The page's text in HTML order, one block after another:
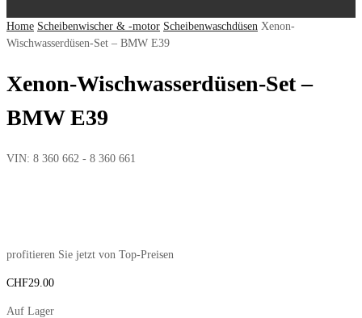
Home Scheibenwischer & -motor Scheibenwaschdüsen Xenon-
Wischwasserdüsen-Set – BMW E39
Xenon-Wischwasserdüsen-Set –
BMW E39
VIN: 8 360 662 - 8 360 661
profitieren Sie jetzt von Top-Preisen
CHF29.00
Auf Lager